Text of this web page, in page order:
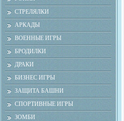
СТРЕЛЯЛКИ
АРКАДЫ
ВОЕННЫЕ ИГРЫ
БРОДИЛКИ
ДРАКИ
БИЗНЕС ИГРЫ
ЗАЩИТА БАШНИ
СПОРТИВНЫЕ ИГРЫ
ЗОМБИ